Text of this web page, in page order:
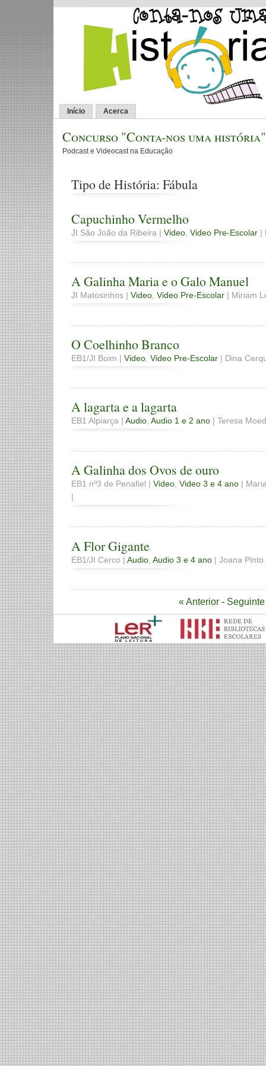
Início Acerca
Concurso "Conta-nos uma história"
Podcast e Videocast na Educação
Tipo de História: Fábula
Capuchinho Vermelho
JI São João da Ribeira | Video Video Pre-Escolar |
A Galinha Maria e o Galo Manuel
JI Matosinhos | Video, Video Pre-Escolar | Miriam
O Coelhinho Branco
EB1/JI Boim | Video Video Pre-Escolar | Dina
A lagarta e a lagarta
EB1 Alpiarça | Audio, Audio 1 e 2 ano | Teresa
A Galinha dos Ovos de ouro
EB1 nº3 de Penafiel | Video Video 3 e 4 ano |
|
A Flor Gigante
EB1/JI Cerco | Audio Audio 3 e 4 ano | Joana
« Anterior -